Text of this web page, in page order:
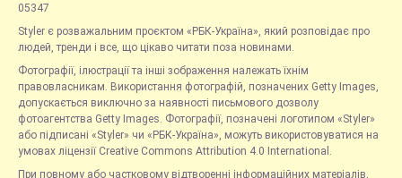
05347
Styler є розважальним проєктом «РБК-Україна», який розповідає про
людей, тренди і все, що цікаво читати поза новинами.
Фотографії, ілюстрації та інші зображення належать їхнім
правовласникам. Використання фотографій, позначених Getty Images,
допускається виключно за наявності письмового дозволу
фотоагентства Getty Images. Фотографії, позначені логотипом «Styler»
або підписані «Styler» чи «РБК-Україна», можуть використовуватися на
умовах ліцензії Creative Commons Attribution 4.0 International.
При повному або частковому відтворенні інформаційних матеріалів,